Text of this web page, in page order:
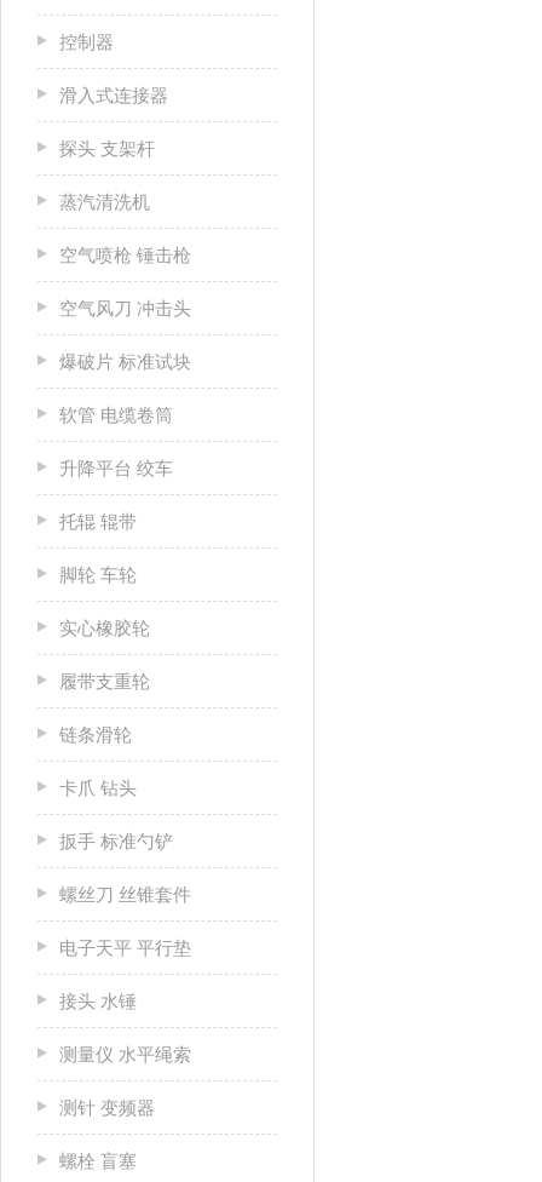
控制器
滑入式连接器
探头 支架杆
蒸汽清洗机
空气喷枪 锤击枪
空气风刀 冲击头
爆破片 标准试块
软管 电缆卷筒
升降平台 绞车
托辊 辊带
脚轮 车轮
实心橡胶轮
履带支重轮
链条滑轮
卡爪 钻头
扳手 标准勺铲
螺丝刀 丝锥套件
电子天平 平行垫
接头 水锤
测量仪 水平绳索
测针 变频器
螺栓 盲塞